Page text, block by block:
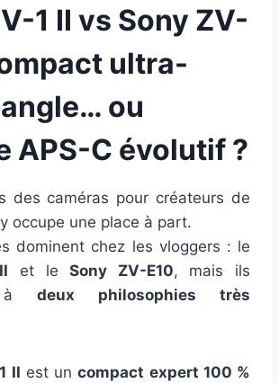
1 II vs Sony ZV-
ultra-
ou
APS-C évolutif ?
des caméras pour créateurs de
occupe une place à part.
dominent chez les vloggers : le
et leSony ZV-E10, mais ils
à deux philosophies très
II est uncompact expert 100 %